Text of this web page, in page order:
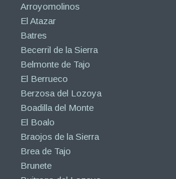
Arroyomolinos
El Atazar
Batres
Becerril de la Sierra
Belmonte de Tajo
El Berrueco
Berzosa del Lozoya
Boadilla del Monte
El Boalo
Braojos de la Sierra
Brea de Tajo
Brunete